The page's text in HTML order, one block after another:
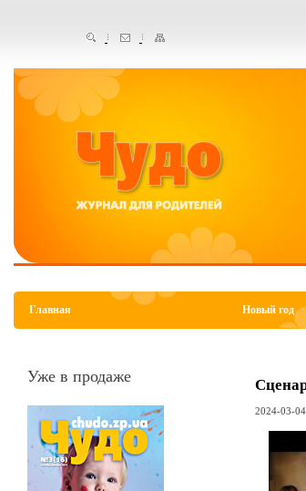
Главная Новый год
Уже в продаже
2024-03-04